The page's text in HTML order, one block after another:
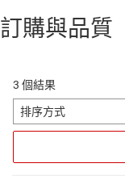
訂購與品質